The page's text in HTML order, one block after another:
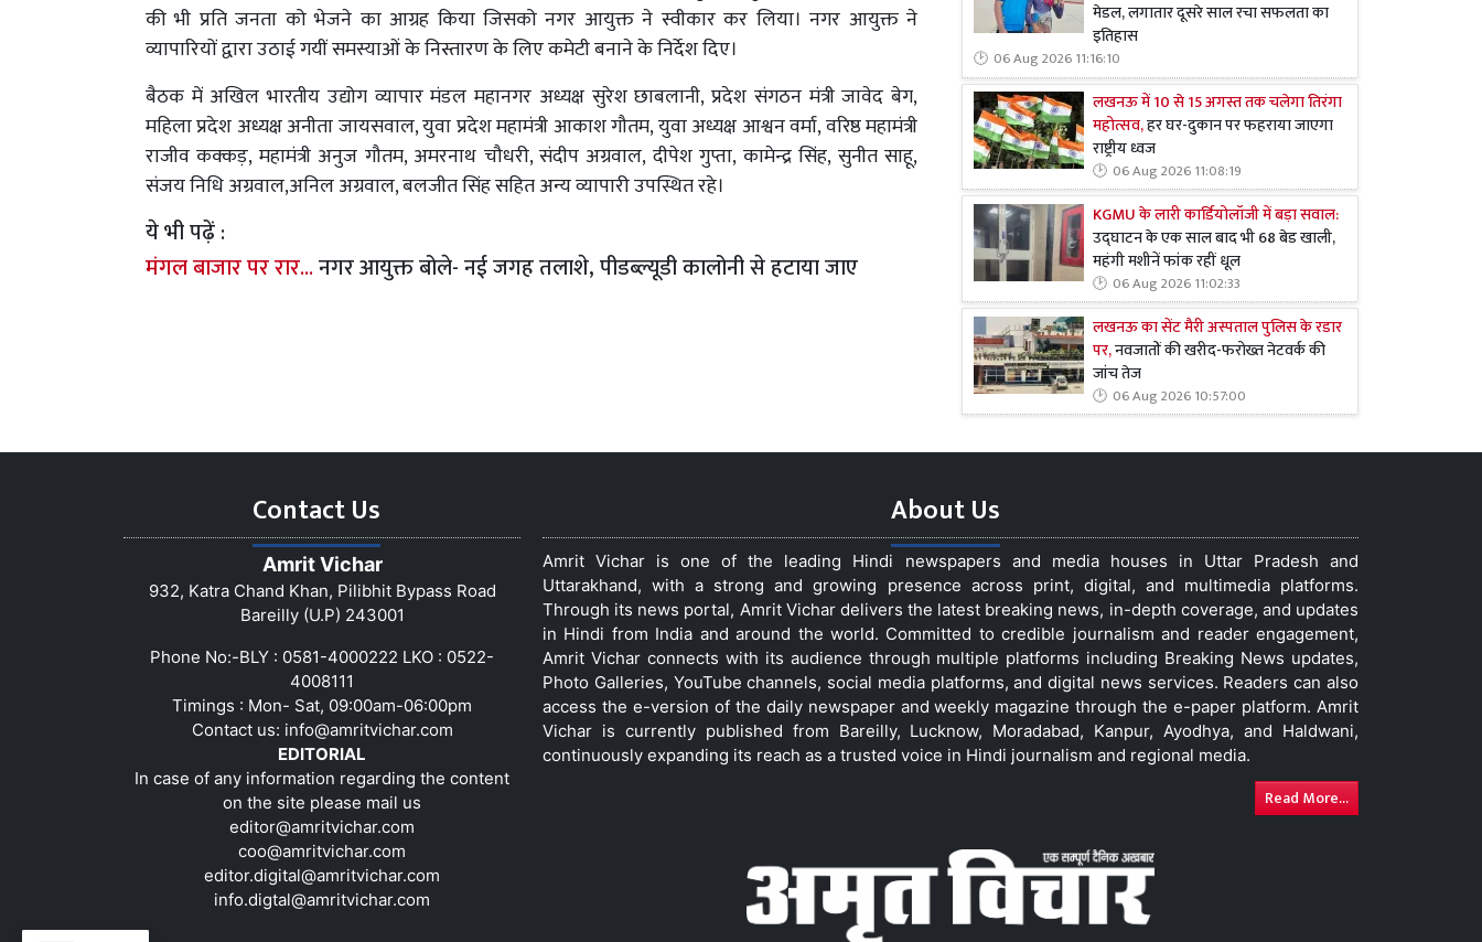
की भी प्रति जनता को भेजने का आग्रह किया जिसको नगर आयुक्त ने स्वीकार कर लिया। नगर आयुक्त ने
व्यापारियों द्वारा उठाई गयीं समस्याओं के निस्तारण के लिए कमेटी बनाने के निर्देश दिए।
बैठक में अखिल भारतीय उद्योग व्यापार मंडल महानगर अध्यक्ष सुरेश छाबलानी, प्रदेश संगठन मंत्री जावेद बेग,
महिला प्रदेश अध्यक्ष अनीता जायसवाल, युवा प्रदेश महामंत्री आकाश गौतम, युवा अध्यक्ष आश्वन वर्मा, वरिष्ठ महामंत्री
राजीव कक्कड़, महामंत्री अनुज गौतम, अमरनाथ चौधरी, संदीप अग्रवाल, दीपेश गुप्ता, कामेन्द्र सिंह, सुनीत साहू,
संजय निधि अग्रवाल,अनिल अग्रवाल, बलजीत सिंह सहित अन्य व्यापारी उपस्थित रहे।
ये भी पढ़ें :
मंगल बाजार पर रार...नगर आयुक्त बोले- नई जगह तलाशे, पीडब्ल्यूडी कालोनी से हटाया जाए
मेडल, लगातार दूसरे साल रचा सफलता का
इतिहास
06 Aug 2026 11:16:10
लखनऊ में 10 से 15 अगस्त तक चलेगा तिरंगा
महोत्सव,हर घर-दुकान पर फहराया जाएगा
राष्ट्रीय ध्वज
06 Aug 2026 11:08:19
KGMU के लारी कार्डियोलॉजी में बड़ा सवाल:
उद्घाटन के एक साल बाद भी 68 बेड खाली,
महंगी मशीनें फांक रहीं धूल
06 Aug 2026 11:02:33
लखनऊ का सेंट मैरी अस्पताल पुलिस के रडार
पर,नवजातों की खरीद-फरोख्त नेटवर्क की
जांच तेज
06 Aug 2026 10:57:00
Contact Us
Amrit Vichar
932, Katra Chand Khan, Pilibhit Bypass Road
Bareilly (U.P) 243001
Phone No:-BLY : 0581-4000222 LKO : 0522-
4008111
Timings : Mon- Sat, 09:00am-06:00pm
Contact us: info@amritvichar.com
EDITORIAL
In case of any information regarding the content
on the site please mail us
editor@amritvichar.com
coo@amritvichar.com
editor.digital@amritvichar.com
info.digtal@amritvichar.com
About Us
Amrit Vichar is one of the leading Hindi newspapers and media houses in Uttar Pradesh and
Uttarakhand, with a strong and growing presence across print, digital, and multimedia platforms.
Through its news portal, Amrit Vichar delivers the latest breaking news, in-depth coverage, and updates
in Hindi from India and around the world. Committed to credible journalism and reader engagement,
Amrit Vichar connects with its audience through multiple platforms including Breaking News updates,
Photo Galleries, YouTube channels, social media platforms, and digital news services. Readers can also
access the e-version of the daily newspaper and weekly magazine through the e-paper platform. Amrit
Vichar is currently published from Bareilly, Lucknow, Moradabad, Kanpur, Ayodhya, and Haldwani,
continuously expanding its reach as a trusted voice in Hindi journalism and regional media.
Read More...